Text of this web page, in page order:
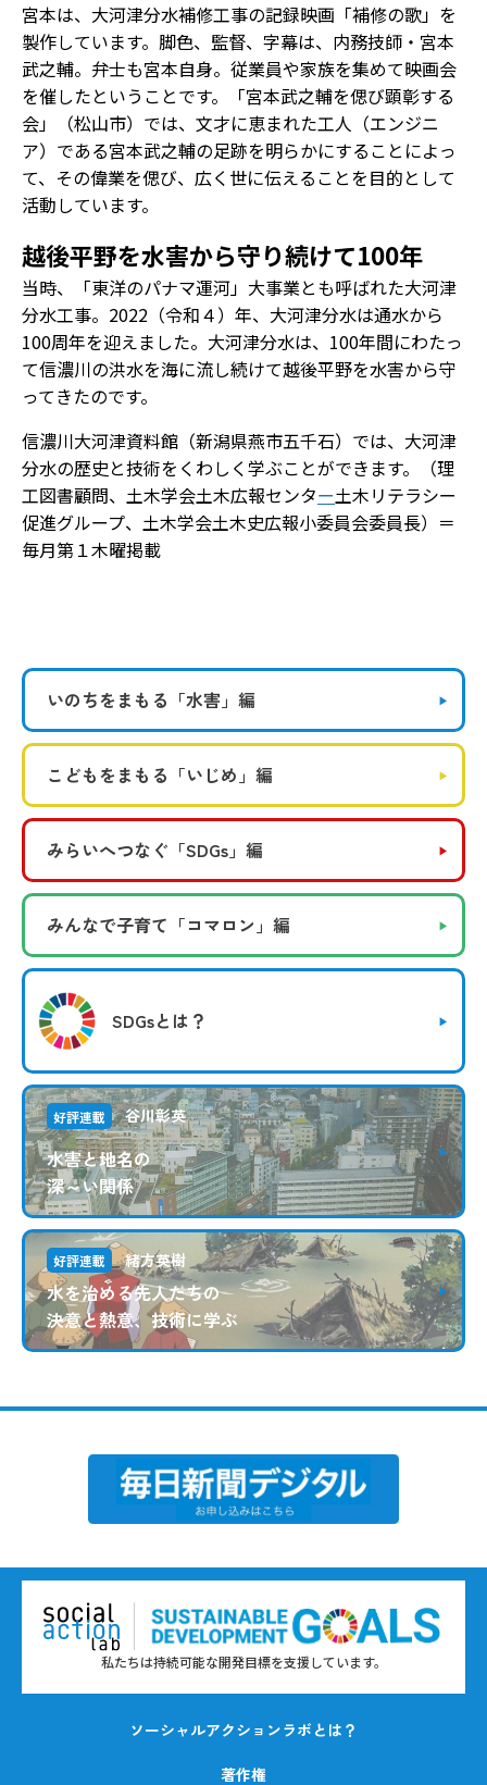
宮本は、大河津分水補修工事の記録映画「補修の歌」を
製作しています。脚色、監督、字幕は、内務技師・宮本
武之輔。弁士も宮本自身。従業員や家族を集めて映画会
を催したということです。「宮本武之輔を偲び顕彰する
会」（松山市）では、文才に恵まれた工人（エンジニ
ア）である宮本武之輔の足跡を明らかにすることによっ
て、その偉業を偲び、広く世に伝えることを目的として
活動しています。
越後平野を水害から守り続けて100年
当時、「東洋のパナマ運河」大事業とも呼ばれた大河津
分水工事。2022（令和４）年、大河津分水は通水から
100周年を迎えました。大河津分水は、100年間にわたっ
て信濃川の洪水を海に流し続けて越後平野を水害から守
ってきたのです。
信濃川大河津資料館（新潟県燕市五千石）では、大河津
分水の歴史と技術をくわしく学ぶことができます。（理
工図書顧問、土木学会土木広報センター土木リテラシー
促進グループ、土木学会土木史広報小委員会委員長）＝
毎月第１木曜掲載
いのちをまもる 「水害」編
こどもをまもる 「いじめ」編
みらいへつなぐ 「SDGs」編
みんなで子育て 「コマロン」編
SDGsとは？
好評連載 谷川彰英
水害と地名の
深～い関係
好評連載 緒方英樹
水を治める先人たちの
決意と熱意、技術に学ぶ
私たちは持続可能な開発目標を支援しています。
ソーシャルアクションラボとは？
著作権